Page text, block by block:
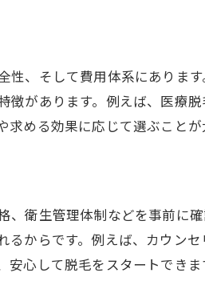
払い脱毛が学生に選ばれる主な
を減らす都度払い脱毛の賢い
市で都度払い対応の脱毛を探
に合わせて柔軟に通える都度
ズにも安心な都度払い脱毛の選
ル予防を意識した脱毛選びの
で起こる肌トラブルと予防策
肌の学生が選ぶべき脱毛方法
、そして費用体系にありま
があります。例えば、医療
める効果に応じて選ぶことが
衛生管理体制などを事前に
からです。例えば、カウン
心して脱毛をスタートできま